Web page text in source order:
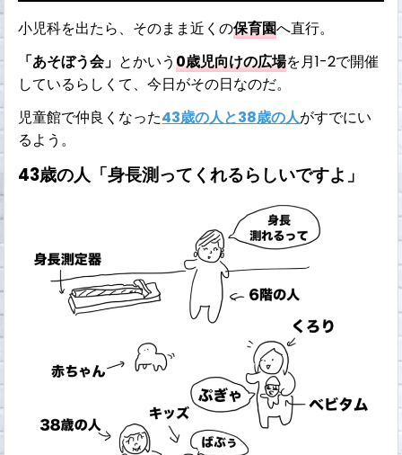
小児科を出たら、そのまま近くの保育園へ直行。
「あそぼう会」 とかいう0歳児向けの広場を月1-2で開催
しているらしくて、今日がその日なのだ。
児童館で仲良くなった43歳の人と38歳の人がすでにい
るよう。
43歳の人「身長測ってくれるらしいですよ」